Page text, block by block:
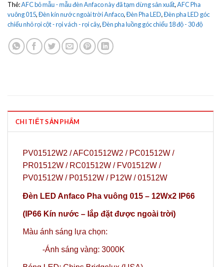
Thẻ:AFC bỏ mẫu - mẫu đèn Anfaco này đã tạm dừng sản xuất,AFC Pha
vuông 015,Đèn kín nước ngoài trời Anfaco,Đèn Pha LED,Đèn pha LED góc
chiếu nhỏ rọi cột - rọi vách - rọi cây,Đèn pha luồng góc chiếu 18 độ - 30 độ
CHI TIẾT SẢN PHẨM
PV01512W2 / AFC01512W2 / PC01512W /
PR01512W / RC01512W / FV01512W /
PV01512W / P01512W / P12W / 01512W
Đèn LED Anfaco Pha vuông 015 – 12Wx2 IP66
(IP66 Kín nước – lắp đặt được ngoài trời)
Màu ánh sáng lựa chọn:
-Ánh sáng vàng: 3000K